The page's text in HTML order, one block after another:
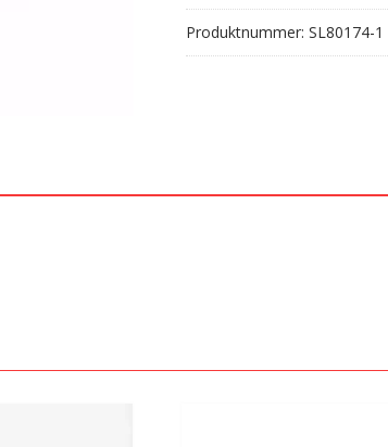
Produktnummer: SL80174-1